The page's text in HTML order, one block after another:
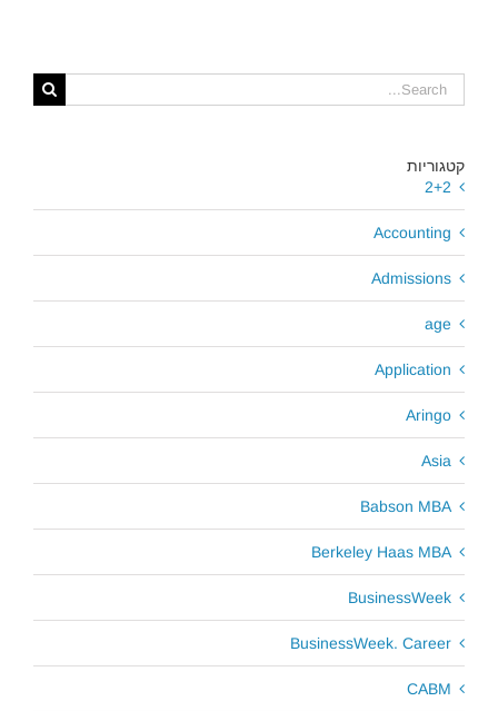
Search
for:
קטגוריות
2+2
Accounting
Admissions
age
Application
Aringo
Asia
Babson MBA
Berkeley Haas MBA
BusinessWeek
BusinessWeek. Career
CABM